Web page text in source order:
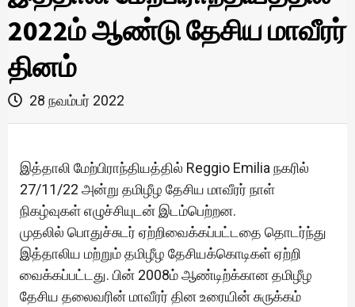
2022ம் ஆண்டு தேசிய மாவீரர்
தினம்
28 நவம்பர் 2022
இத்தாலி மேற்பிராந்தியத்தில் Reggio Emilia நகரில்
27/11/22 அன்று தமிழீழ தேசிய மாவீரர் நாள்
நிகழ்வுகள் எழுச்சியுடன் இடம்பெற்றன.
முதலில் பொதுச்சுடர் ஏற்றிவைக்கப்பட்டதை தொடர்ந்து
இத்தாலிய மற்றும் தமிழீழ தேசியக்கொடிகள் ஏற்றி
வைக்கப்பட்டது. பின் 2008ம் ஆண்டிற்க்கான தமிழீழ
தேசிய தலைவரின் மாவீரர் தின உரையின் சுருக்கம்